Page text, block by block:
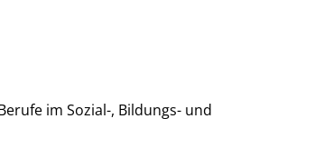
im Sozial-, Bildungs- und